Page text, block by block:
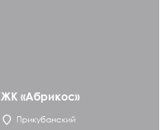
ЖК «Абрикос»
Прикубанский